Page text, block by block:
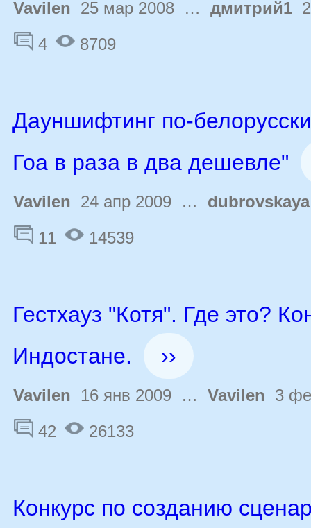
Vavilen 25 мар 2008 … дмитрий1
4
8709
Дауншифтинг по-
Гоа в раза в два дешевле"
Vavilen 24 апр 2009 … dubrovskaya
11
14539
Гестхауз "Котя". Где это?
Индостане.
››
Vavilen 16 янв 2009 … Vavilen 3
42
26133
Конкурс по созданию